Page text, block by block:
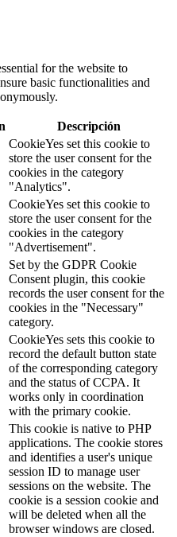
for the website to
basic functionalities and
Descripción
CookieYes set this cookie to
store the user consent for the
cookies in the category
"Analytics".
CookieYes set this cookie to
store the user consent for the
cookies in the category
"Advertisement".
Set by the GDPR Cookie
Consent plugin, this cookie
records the user consent for the
cookies in the "Necessary"
category.
CookieYes sets this cookie to
record the default button state
of the corresponding category
and the status of CCPA. It
works only in coordination
with the primary cookie.
This cookie is native to PHP
applications. The cookie stores
and identifies a user's unique
session ID to manage user
sessions on the website. The
cookie is a session cookie and
will be deleted when all the
browser windows are closed.